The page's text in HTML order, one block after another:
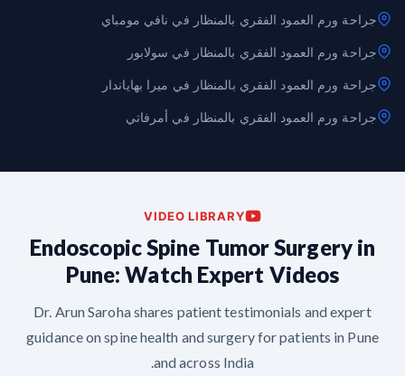
جراحة ورم العمود الفقري بالمنظار في نافي مومباي
جراحة ورم العمود الفقري بالمنظار في سولابور
جراحة ورم العمود الفقري بالمنظار في ميرا بهاياندار
جراحة ورم العمود الفقري بالمنظار في أمرفاتي
VIDEO LIBRARY
Endoscopic Spine Tumor Surgery in
Pune: Watch Expert Videos
Dr. Arun Saroha shares patient testimonials and expert
guidance on spine health and surgery for patients in Pune
and across India.